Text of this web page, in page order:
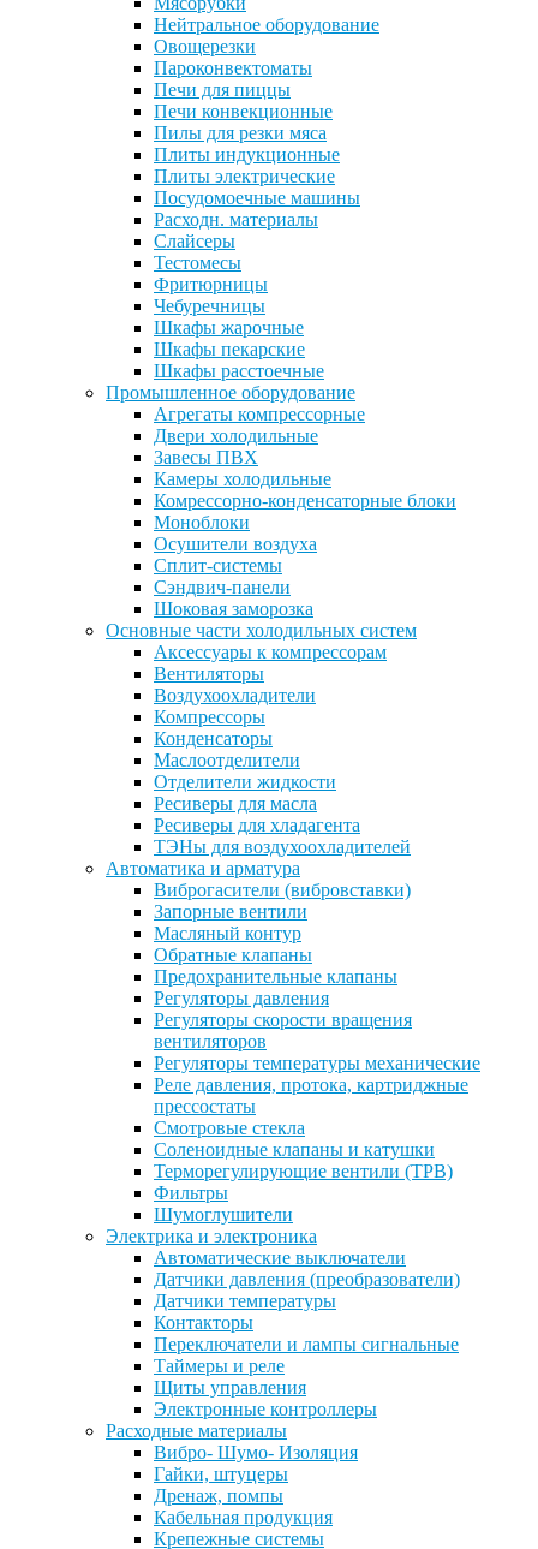
Нейтральное оборудование
Овощерезки
Пароконвектоматы
Печи для пиццы
Печи конвекционные
Пилы для резки мяса
Плиты индукционные
Плиты электрические
Посудомоечные машины
Расходн. материалы
Слайсеры
Тестомесы
Фритюрницы
Чебуречницы
Шкафы жарочные
Шкафы пекарские
Шкафы расстоечные
Промышленное оборудование
Агрегаты компрессорные
Двери холодильные
Завесы ПВХ
Камеры холодильные
Комрессорно-конденсаторные блоки
Моноблоки
Осушители воздуха
Сплит-системы
Сэндвич-панели
Шоковая заморозка
Основные части холодильных систем
Аксессуары к компрессорам
Вентиляторы
Воздухоохладители
Компрессоры
Конденсаторы
Маслоотделители
Отделители жидкости
Ресиверы для масла
Ресиверы для хладагента
ТЭНы для воздухоохладителей
Автоматика и арматура
Виброгасители (вибровставки)
Запорные вентили
Масляный контур
Обратные клапаны
Предохранительные клапаны
Регуляторы давления
Регуляторы скорости вращения
вентиляторов
Регуляторы температуры механические
Реле давления, протока, картриджные
прессостаты
Смотровые стекла
Соленоидные клапаны и катушки
Терморегулирующие вентили (ТРВ)
Фильтры
Шумоглушители
Электрика и электроника
Автоматические выключатели
Датчики давления (преобразователи)
Датчики температуры
Контакторы
Переключатели и лампы сигнальные
Таймеры и реле
Щиты управления
Электронные контроллеры
Расходные материалы
Вибро- Шумо- Изоляция
Гайки, штуцеры
Дренаж, помпы
Кабельная продукция
Крепежные системы